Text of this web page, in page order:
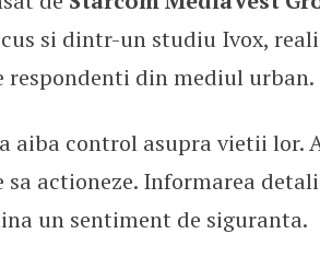
si dintr-un studiu Ivox,
respondenti din mediul urban.
aiba control asupra vietii lor.
actioneze. Informarea
un sentiment de siguranta.